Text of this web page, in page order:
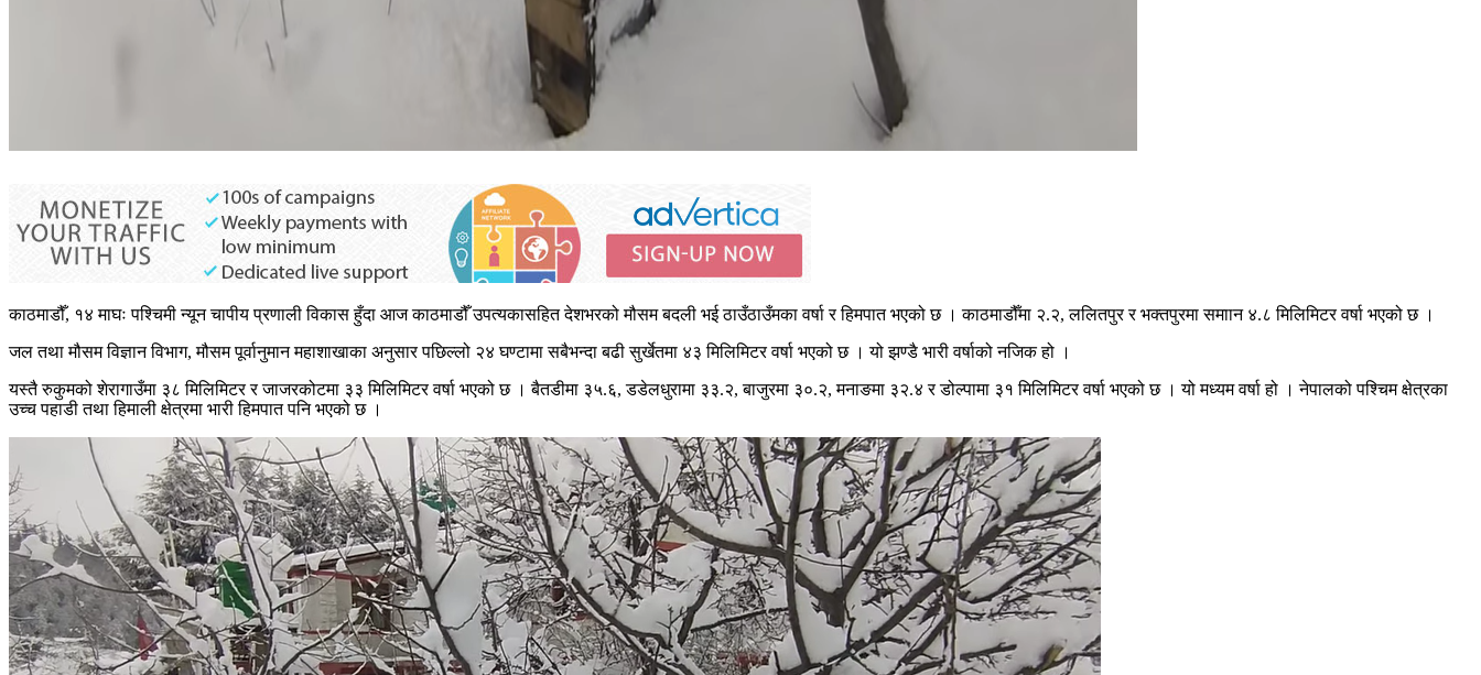
काठमाडौँ, १४ माघः पश्चिमी न्यून चापीय प्रणाली विकास हुँदा आज काठमाडौँ उपत्यकासहित देशभरको मौसम बदली भई ठाउँठाउँमका वर्षा र हिमपात भएको छ । काठमाडौँमा २.२, ललितपुर र भक्तपुरमा समाान ४.८ मिलिमिटर वर्षा भएको छ ।
जल तथा मौसम विज्ञान विभाग, मौसम पूर्वानुमान महाशाखाका अनुसार पछिल्लो २४ घण्टामा सबैभन्दा बढी सुर्खेतमा ४३ मिलिमिटर वर्षा भएको छ । यो झण्डै भारी वर्षाको नजिक हो ।
यस्तै रुकुमको शेरागाउँमा ३८ मिलिमिटर र जाजरकोटमा ३३ मिलिमिटर वर्षा भएको छ । बैतडीमा ३५.६, डडेलधुरामा ३३.२, बाजुरमा ३०.२, मनाङमा ३२.४ र डोल्पामा ३१ मिलिमिटर वर्षा भएको छ । यो मध्यम वर्षा हो । नेपालको पश्चिम क्षेत्रका
उच्च पहाडी तथा हिमाली क्षेत्रमा भारी हिमपात पनि भएको छ ।